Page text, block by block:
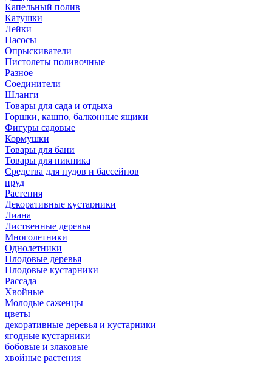
Капельный полив
Катушки
Лейки
Насосы
Опрыскиватели
Пистолеты поливочные
Разное
Соединители
Шланги
Товары для сада и отдыха
Горшки, кашпо, балконные ящики
Фигуры садовые
Кормушки
Товары для бани
Товары для пикника
Средства для пудов и бассейнов
пруд
Растения
Декоративные кустарники
Лиана
Лиственные деревья
Многолетники
Однолетники
Плодовые деревья
Плодовые кустарники
Рассада
Хвойные
Молодые саженцы
цветы
декоративные деревья и кустарники
ягодные кустарники
бобовые и злаковые
хвойные растения